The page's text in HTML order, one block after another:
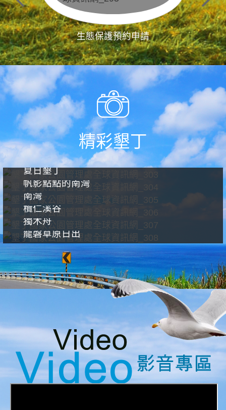
生態保護預約申請
精彩墾丁
夏日墾丁
帆影點點的南灣
南灣
欖仁溪谷
獨木舟
龍磐草原日出